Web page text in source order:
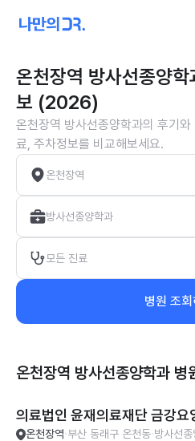
온천장역 방사선종양
보 (2026)
온천장역 방사선종양학과의 후기
료, 주차정보를 비교해보세요.
온천장역
방사선종양학과
모든 진료
병원 조회
온천장역 방사선종양학과 병
의료법인 윤재의료재단 금강요
온천장역 부산 동래구 온천동 방사선